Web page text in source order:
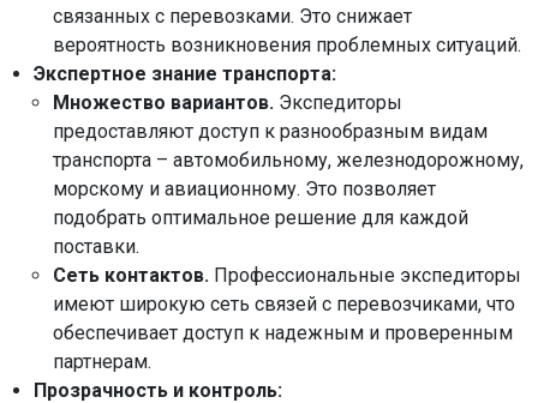
связанных с перевозками. Это снижает
вероятность возникновения проблемных ситуаций.
Экспертное знание транспорта:
Множество вариантов. Экспедиторы
предоставляют доступ к разнообразным видам
транспорта – автомобильному, железнодорожному,
морскому и авиационному. Это позволяет
подобрать оптимальное решение для каждой
поставки.
Сеть контактов. Профессиональные экспедиторы
имеют широкую сеть связей с перевозчиками, что
обеспечивает доступ к надежным и проверенным
партнерам.
Прозрачность и контроль: